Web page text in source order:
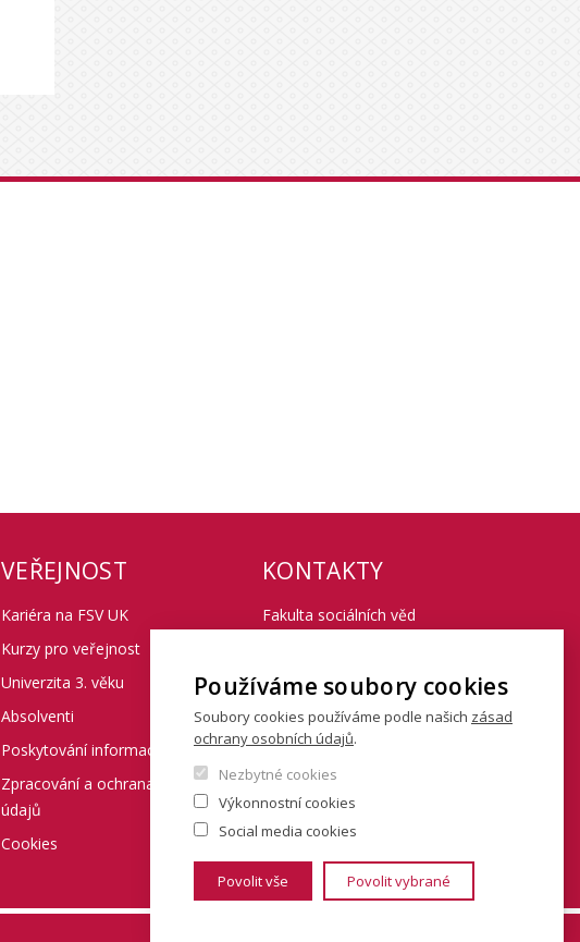
VEŘEJNOST
Kariéra na FSV UK
Kurzy pro veřejnost
Univerzita 3. věku
Absolventi
Poskytování informací
Zpracování a ochrana osobních
údajů
Cookies
KONTAKTY
Fakulta sociálních věd
Smetanovo nábřeží 6
Praha 1 110 01
Tel.: + 420 222 112 111
Používáme soubory cookies
Soubory cookies používáme podle našich zásad
ochrany osobních údajů.
Nezbytné cookies
Výkonnostní cookies
Social media cookies
Povolit vše Povolit vybrané